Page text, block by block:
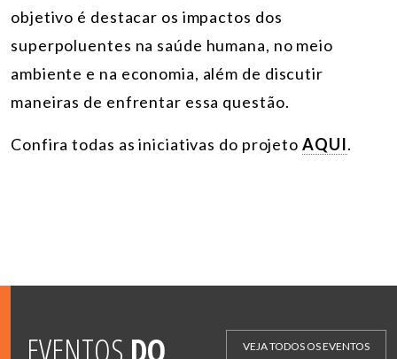
objetivo é destacar os impactos dos
superpoluentes na saúde humana, no meio
ambiente e na economia, além de discutir
maneiras de enfrentar essa questão.
Confira todas as iniciativas do projeto AQUI.
VEJA TODOS OS EVENTOS